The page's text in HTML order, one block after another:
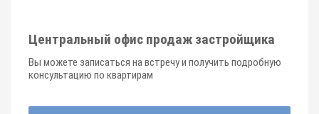
Центральный офис продаж застройщика
Вы можете записаться на встречу и получить подробную
консультацию по квартирам